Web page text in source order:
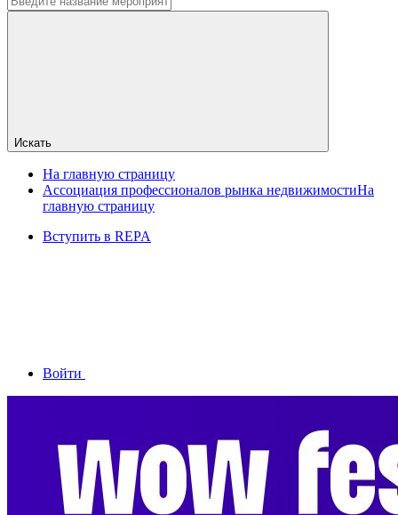
Искать
На главную страницу
Ассоциация профессионалов рынка недвижимостиНа
главную страницу
Вступить в REPA
Войти